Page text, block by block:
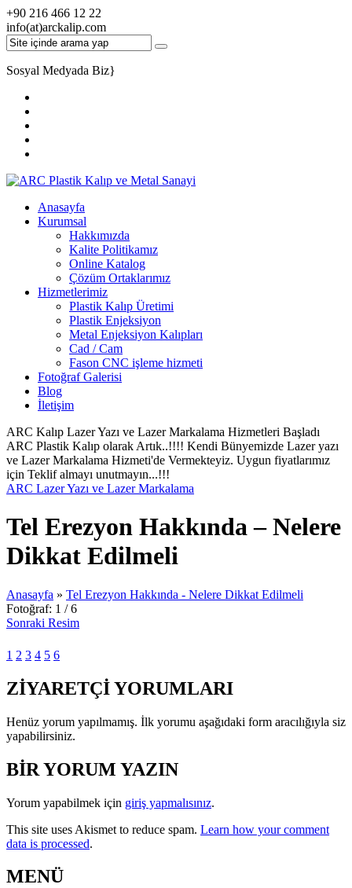
+90 216 466 12 22
info(at)arckalip.com
Sosyal Medyada Biz}
Anasayfa
Kurumsal
Hakkımızda
Kalite Politikamız
Online Katalog
Çözüm Ortaklarımız
Hizmetlerimiz
Plastik Kalıp Üretimi
Plastik Enjeksiyon
Metal Enjeksiyon Kalıpları
Cad / Cam
Fason CNC işleme hizmeti
Fotoğraf Galerisi
Blog
İletişim
ARC Kalıp Lazer Yazı ve Lazer Markalama Hizmetleri Başladı
ARC Plastik Kalıp olarak Artık..!!!! Kendi Bünyemizde Lazer yazı
ve Lazer Markalama Hizmeti'de Vermekteyiz. Uygun fiyatlarımız
için Teklif almayı unutmayın...!!!
ARC Lazer Yazı ve Lazer Markalama
Tel Erezyon Hakkında – Nelere
Dikkat Edilmeli
Anasayfa » Tel Erezyon Hakkında - Nelere Dikkat Edilmeli
Fotoğraf: 1 / 6
Sonraki Resim
1 2 3 4 5 6
ZİYARETÇİ YORUMLARI
Henüz yorum yapılmamış. İlk yorumu aşağıdaki form aracılığıyla siz
yapabilirsiniz.
BİR YORUM YAZIN
Yorum yapabilmek için giriş yapmalısınız.
This site uses Akismet to reduce spam. Learn how your comment
data is processed.
MENÜ